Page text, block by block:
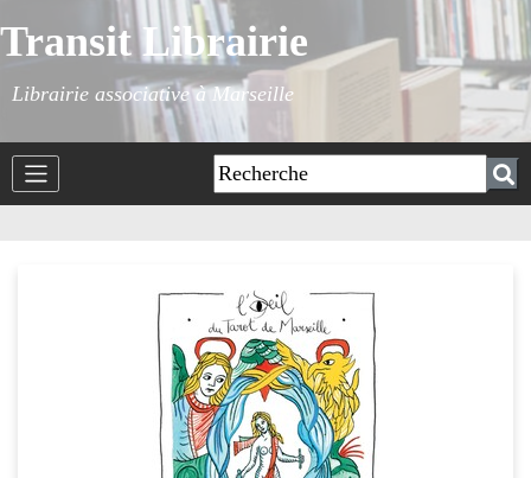
Transit Librairie
Librairie associative à Marseille